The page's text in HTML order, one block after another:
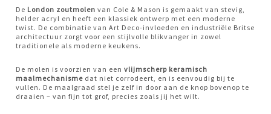
De London zoutmolen van Cole & Mason is gemaakt van stevig,
helder acryl en heeft een klassiek ontwerp met een moderne
twist. De combinatie van Art Deco-invloeden en industriële Britse
architectuur zorgt voor een stijlvolle blikvanger in zowel
traditionele als moderne keukens.
De molen is voorzien van eenvlijmscherp keramisch
maalmechanisme dat niet corrodeert, en is eenvoudig bij te
vullen. De maalgraad stel je zelf in door aan de knop bovenop te
draaien – van fijn tot grof, precies zoals jij het wilt.